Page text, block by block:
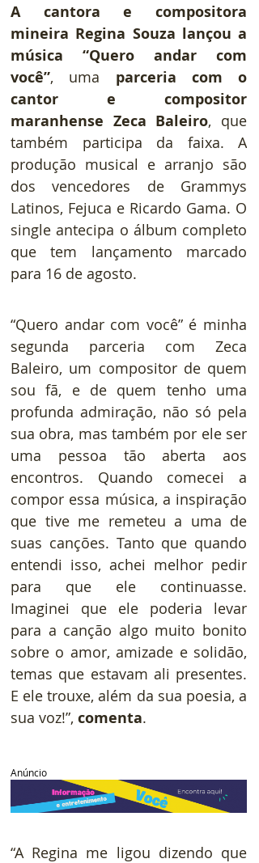
A cantora e compositora
mineira Regina Souza lançou a
música “Quero andar com
você”, uma parceria com o
cantor e compositor
maranhense Zeca Baleiro, que
também participa da faixa. A
produção musical e arranjo são
dos vencedores de Grammys
Latinos, Fejuca e Ricardo Gama. O
single antecipa o álbum completo
que tem lançamento marcado
para 16 de agosto.
“Quero andar com você” é minha
segunda parceria com Zeca
Baleiro, um compositor de quem
sou fã, e de quem tenho uma
profunda admiração, não só pela
sua obra, mas também por ele ser
uma pessoa tão aberta aos
encontros. Quando comecei a
compor essa música, a inspiração
que tive me remeteu a uma de
suas canções. Tanto que quando
entendi isso, achei melhor pedir
para que ele continuasse.
Imaginei que ele poderia levar
para a canção algo muito bonito
sobre o amor, amizade e solidão,
temas que estavam ali presentes.
E ele trouxe, além da sua poesia, a
sua voz!”, comenta.
Anúncio
“A Regina me ligou dizendo que